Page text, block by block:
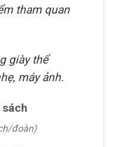
tham quan
giày thể
máy ảnh.
đoàn)